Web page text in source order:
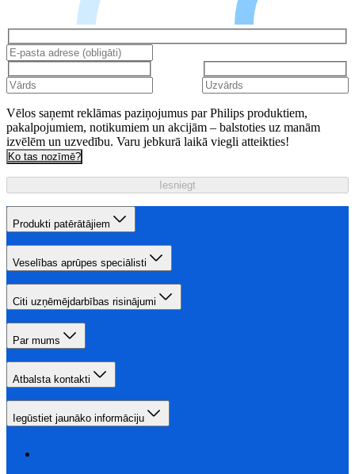
Vēlos saņemt reklāmas paziņojumus par Philips produktiem,
pakalpojumiem, notikumiem un akcijām – balstoties uz manām
izvēlēm un uzvedību. Varu jebkurā laikā viegli atteikties!
Ko tas nozīmē?
Iesniegt
Produkti patērātājiem
Veselības aprūpes speciālisti
Citi uzņēmējdarbības risinājumi
Par mums
Atbalsta kontakti
Iegūstiet jaunāko informāciju